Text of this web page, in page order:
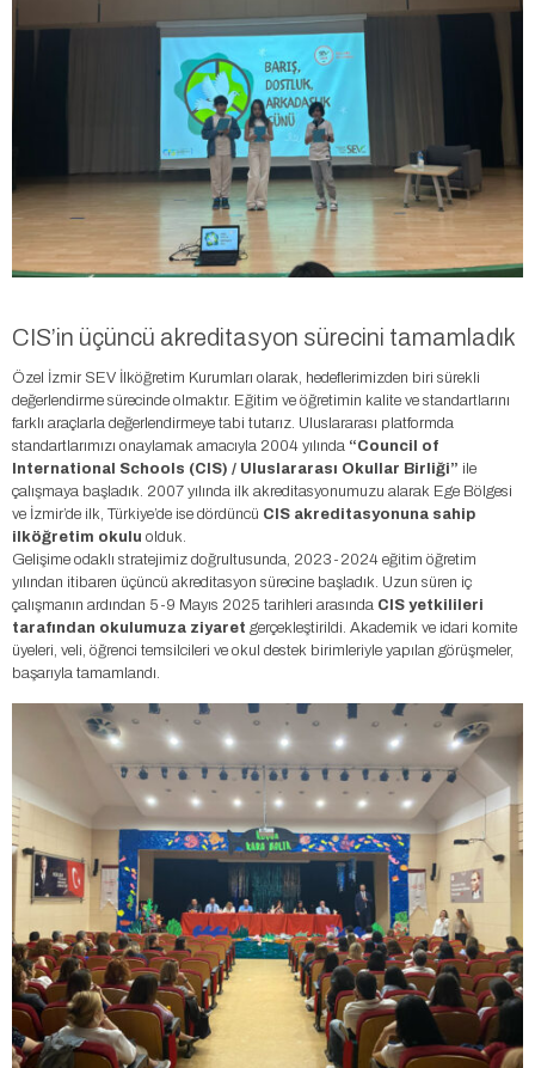
CIS’in üçüncü akreditasyon sürecini tamamladık
Özel İzmir SEV İlköğretim Kurumları olarak, hedeflerimizden biri sürekli
değerlendirme sürecinde olmaktır. Eğitim ve öğretimin kalite ve standartlarını
farklı araçlarla değerlendirmeye tabi tutarız. Uluslararası platformda
standartlarımızı onaylamak amacıyla 2004 yılında “Council of
International Schools (CIS) / Uluslararası Okullar Birliği” ile
çalışmaya başladık. 2007 yılında ilk akreditasyonumuzu alarak Ege Bölgesi
ve İzmir’de ilk, Türkiye’de ise dördüncü CIS akreditasyonuna sahip
ilköğretim okulu olduk.
Gelişime odaklı stratejimiz doğrultusunda, 2023-2024 eğitim öğretim
yılından itibaren üçüncü akreditasyon sürecine başladık. Uzun süren iç
çalışmanın ardından 5-9 Mayıs 2025 tarihleri arasında CIS yetkilileri
tarafından okulumuza ziyaret gerçekleştirildi. Akademik ve idari komite
üyeleri, veli, öğrenci temsilcileri ve okul destek birimleriyle yapılan görüşmeler,
başarıyla tamamlandı.